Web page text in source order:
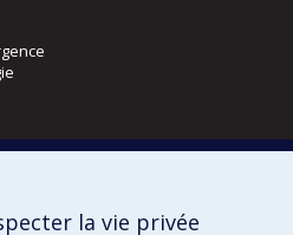
la vie privée